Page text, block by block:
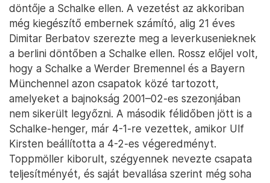
döntője a Schalke ellen. A vezetést az akkoriban
még kiegészítő embernek számító, alig 21 éves
Dimitar Berbatov szerezte meg a leverkusenieknek
a berlini döntőben a Schalke ellen. Rossz előjel volt,
hogy a Schalke a Werder Bremennel és a Bayern
Münchennel azon csapatok közé tartozott,
amelyeket a bajnokság 2001–02-es szezonjában
nem sikerült legyőzni. A második félidőben jött is a
Schalke-henger, már 4-1-re vezettek, amikor Ulf
Kirsten beállította a 4-2-es végeredményt.
Toppmöller kiborult, szégyennek nevezte csapata
teljesítményét, és saját bevallása szerint még soha